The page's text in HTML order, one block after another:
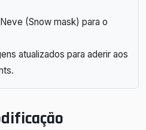
(Snow mask) para o
atualizados para aderir aos